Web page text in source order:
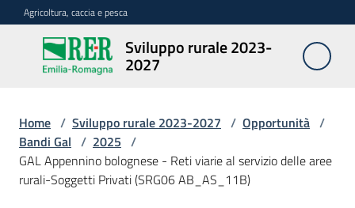
Vai al contenuto
Vai alla navigazione
Vai al footer
Agricoltura, caccia e pesca
Sviluppo rurale 2023-
2027
Sviluppo
rurale
2027
Programma
Home / Sviluppo rurale 2023-2027 / Opportunità /
Bandi Gal / 2025 /
GAL Appennino bolognese - Reti viarie al servizio delle aree
rurali-Soggetti Privati (SRG06 AB_AS_11B)